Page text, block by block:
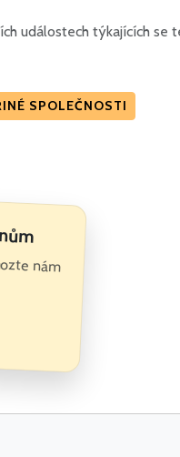
událostech týkajících se
SPOLEČNOSTI
nám